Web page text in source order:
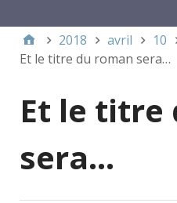
2018 avril
10
Et le titre du roman sera…
Et le titre
sera…